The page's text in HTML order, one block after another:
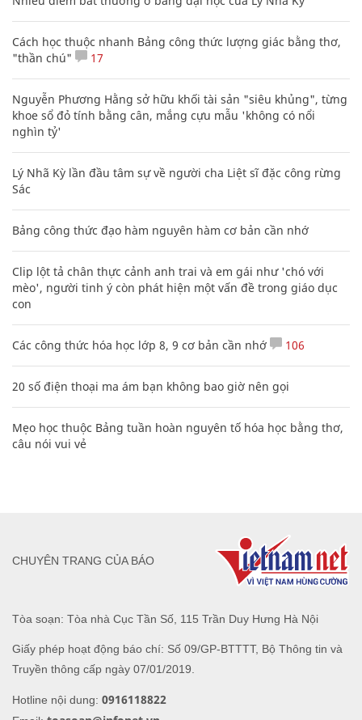
Cách học thuộc nhanh Bảng công thức lượng giác bằng thơ,
"thần chú"
17
Nguyễn Phương Hằng sở hữu khối tài sản "siêu khủng", từng
khoe sổ đỏ tính bằng cân, mắng cựu mẫu 'không có nổi
nghìn tỷ'
Lý Nhã Kỳ lần đầu tâm sự về người cha Liệt sĩ đặc công rừng
Sác
Bảng công thức đạo hàm nguyên hàm cơ bản cần nhớ
Clip lột tả chân thực cảnh anh trai và em gái như 'chó với
mèo', người tinh ý còn phát hiện một vấn đề trong giáo dục
con
Các công thức hóa học lớp 8, 9 cơ bản cần nhớ 106
20 số điện thoại ma ám bạn không bao giờ nên gọi
Mẹo học thuộc Bảng tuần hoàn nguyên tố hóa học bằng thơ,
câu nói vui vẻ
Tòa soạn: Tòa nhà Cục Tần Số, 115 Trần Duy Hưng Hà Nội
Giấy phép hoạt động báo chí: Số 09/GP-BTTTT, Bộ Thông tin và
Truyền thông cấp ngày 07/01/2019.
Hotline nội dung: 0916118822
CHUYÊN TRANG CỦA BÁO